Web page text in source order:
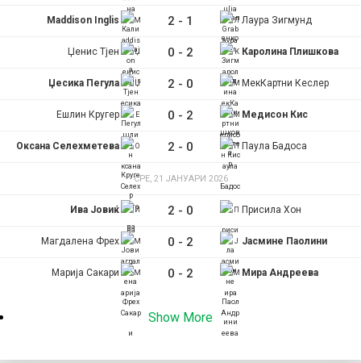
Maddison Inglis 2 - 1 Лаура Зигмунд
Џенис Тјен 0 - 2 Каролина Плишкова
Џесика Пегула 2 - 0 МекКартни Кеслер
Ешлин Кругер 0 - 2 Медисон Кис
Оксана Селехметева 2 - 0 Паула Бадоса
СРЕ, 21 ЈАНУАРИ 2026
Ива Јовиќ 2 - 0 Присила Хон
Магдалена Фрех 0 - 2 Јасмине Паолини
Марија Сакари 0 - 2 Мира Андреева
Show More